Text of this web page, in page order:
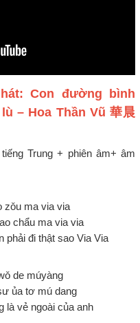
Con đường bình
– Hoa Thần Vũ 華晨
Trung + phiên âm+ âm
zǒu ma via via
chẩu ma via via
phải đi thật sao Via Via
de múyàng
ủa tơ mú dang
là vẻ ngoài của anh